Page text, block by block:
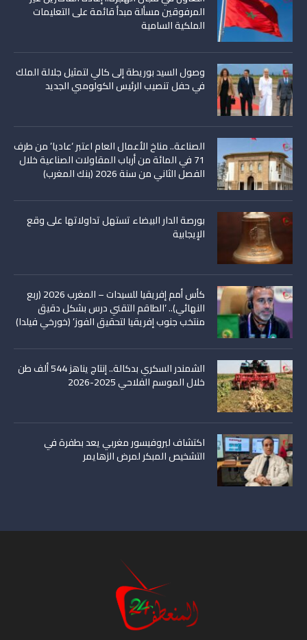
المرفوقين مسألة مبدأ قائمة على التعليمات
الملكية السامية
وصول السيد بوريطة إلى كالي لتمثيل جلالة الملك
في حفل تنصيب الرئيس الكولومبي الجديد
الصناعة.. مناخ الأعمال العام اعتبر ‘عاديا’ من طرف
71 في المائة من أرباب المقاولات الصناعية خلال
الفصل الثاني من سنة 2026 (بنك المغرب)
بورصة الدار البيضاء تستهل تداولاتها على وقع
الإيجابية
كأس أمم إفريقيا للسيدات – المغرب 2026 (ربع
النهائي).. ‘الطاقم التقني درس بشكل دقيق
منتخب جنوب إفريقيا لتحقيق الفوز’ (خورخي فيلدا)
الشمندر السكري بدكالة.. إنتاج يناهز 544 ألف طن
خلال الموسم الفلاحي 2025-2026
اكتشاف لبروفيسور مغربي يعد بطفرة في
التشخيص المبكر لمرض الزهايمر